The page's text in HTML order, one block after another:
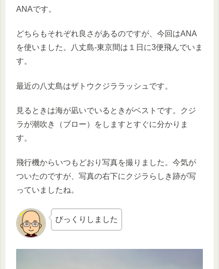
ANAです。
どちらもそれぞれ良さがあるのですが、今回はANA
を使いました。八丈島-東京間は１日に3便飛んでいま
す。
最近の八丈島はザトウクジララッシュです。
見るときは海が凪いでいるときがベストです。クジ
ラが潮吹き（ブロー）をしますとすぐに分かりま
す。
飛行機からいつもどおり写真を撮りました。今気が
ついたのですが、写真の右下にクジラらしき跡が写
っていましたね。
びっくりしました